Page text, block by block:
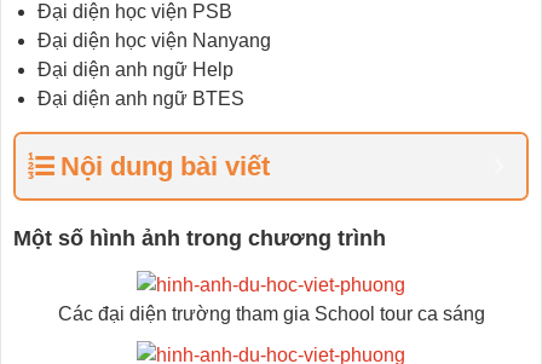
Đại diện học viện PSB
Đại diện học viện Nanyang
Đại diện anh ngữ Help
Đại diện anh ngữ BTES
Nội dung bài viết
Một số hình ảnh trong chương trình
Các đại diện trường tham gia School tour ca sáng